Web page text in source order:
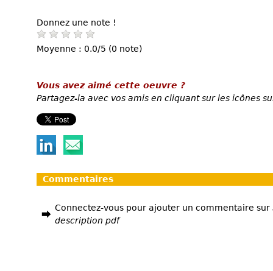
Donnez une note !
Moyenne : 0.0/5 (0 note)
Vous avez aimé cette oeuvre ?
Partagez-la avec vos amis en cliquant sur les icônes
Commentaires
Connectez-vous pour ajouter un commentaire sur
description pdf